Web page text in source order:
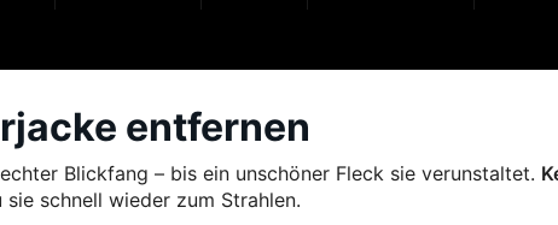
entfernen
Blickfang – bis ein unschöner Fleck sie verunstaltet.
schnell wieder zum Strahlen.